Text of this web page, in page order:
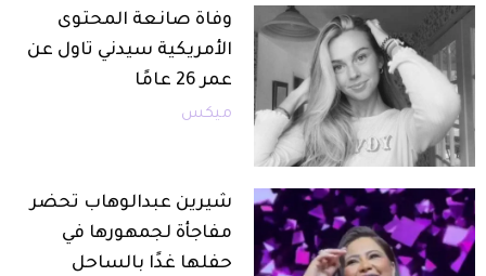
وفاة صانعة المحتوى
الأمريكية سيدني تاول عن
عمر 26 عامًا
ميكس
شيرين عبدالوهاب تحضر
مفاجأة لجمهورها في
حفلها غدًا بالساحل